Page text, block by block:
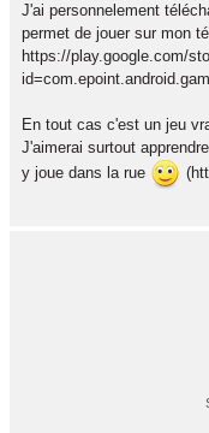
J'ai personnelement
permet de jouer sur mon
https://play.google.com/
En tout cas c'est un jeu
J'aimerai surtout
y joue dans la rue